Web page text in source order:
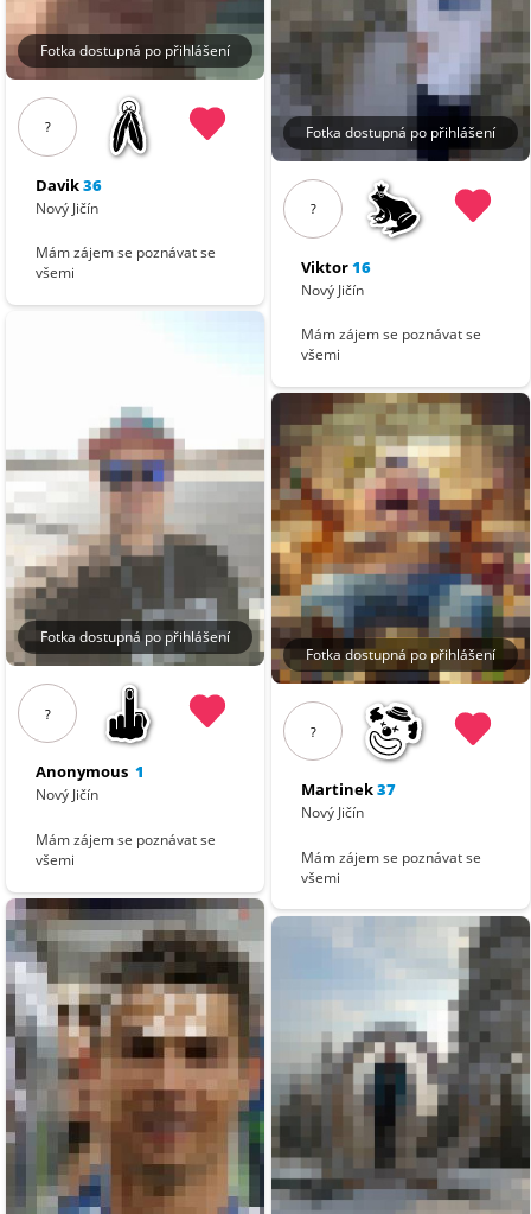
Fotka dostupná po přihlášení
?
Davik36
Nový Jičín
Mám zájem se poznávat se
všemi
Fotka dostupná po přihlášení
?
Anonymous 1
Nový Jičín
Mám zájem se poznávat se
všemi
Fotka dostupná po přihlášení
?
Viktor16
Nový Jičín
Mám zájem se poznávat se
všemi
Fotka dostupná po přihlášení
?
Martinek37
Nový Jičín
Mám zájem se poznávat se
všemi